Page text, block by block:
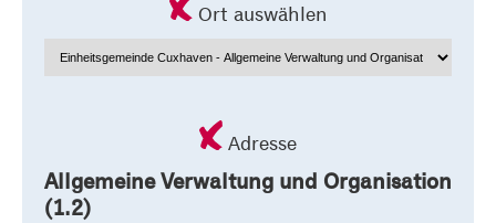
Ort auswählen
Adresse
Allgemeine Verwaltung und Organisation
(1.2)